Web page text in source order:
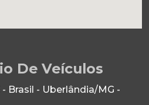
De Veículos
Brasil - Uberlândia/MG -